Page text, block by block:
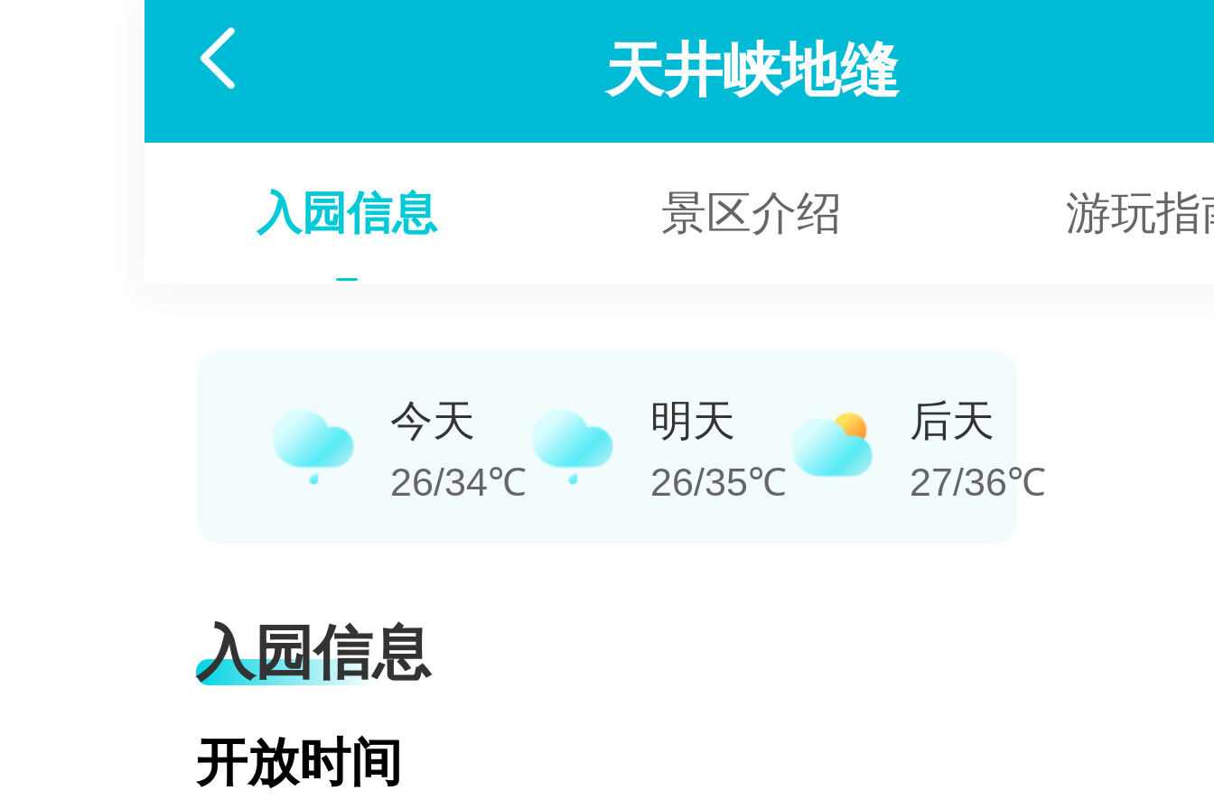
 天井峡地缝
入园信息 景区介绍 游玩指
今天
26/34℃
明天
26/35℃
后天
27/36℃
入园信息
开放时间